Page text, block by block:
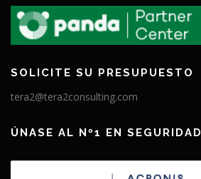
SOLICITE SU PRESUPUESTO
tera2@tera2consulting.com
ÚNASE AL Nº1 EN SEGURIDAD